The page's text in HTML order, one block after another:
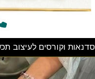
סדנאות וקורסים לעיצוב